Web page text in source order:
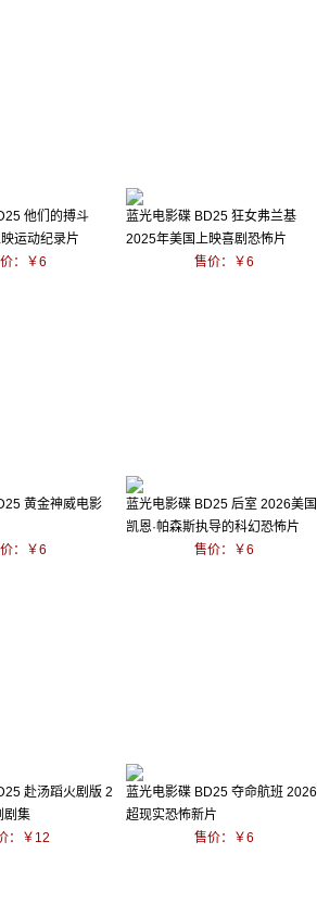
他们的搏斗
运动纪录片
：￥6
蓝光电影碟 BD25 狂女弗兰基
2025年美国上映喜剧恐怖片
售价：￥6
黄金神威电影
：￥6
蓝光电影碟 BD25 后室 2026美国
凯恩·帕森斯执导的科幻恐怖片
售价：￥6
赴汤蹈火剧版 2
剧集
：￥12
蓝光电影碟 BD25 夺命航班 2026
超现实恐怖新片
售价：￥6